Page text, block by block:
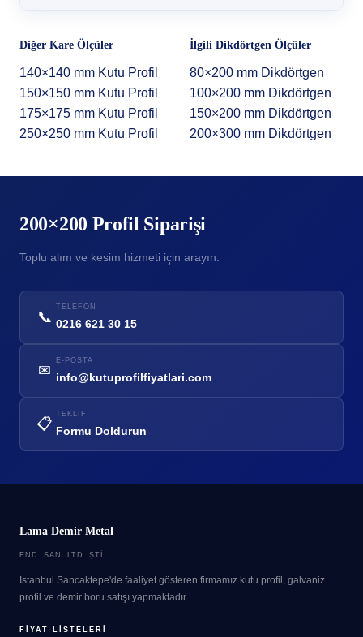
Diğer Kare Ölçüler
140×140 mm Kutu Profil
150×150 mm Kutu Profil
175×175 mm Kutu Profil
250×250 mm Kutu Profil
İlgili Dikdörtgen Ölçüler
80×200 mm Dikdörtgen
100×200 mm Dikdörtgen
150×200 mm Dikdörtgen
200×300 mm Dikdörtgen
200×200 Profil Siparişi
Toplu alım ve kesim hizmeti için arayın.
📞
TELEFON
0216 621 30 15
✉
E-POSTA
info@kutuprofilfiyatlari.com
📋
TEKLIF
Formu Doldurun
Lama Demir Metal
END. SAN. LTD. ŞTI.
İstanbul Sancaktepe'de faaliyet gösteren firmamız kutu profil, galvaniz
profil ve demir boru satışı yapmaktadır.
FIYAT LISTELERI